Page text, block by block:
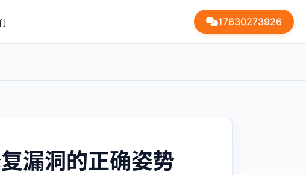
17630273926
漏洞的正确姿势